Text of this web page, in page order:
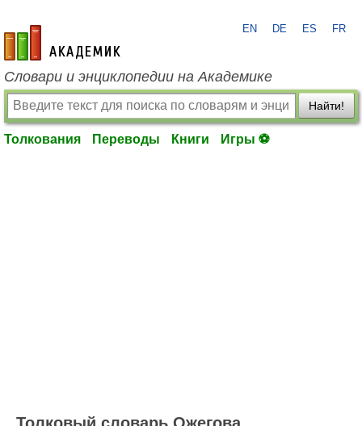
academic.ru
EN DE ES FR
Словари и энциклопедии на Академике
Найти!
Толкования Переводы Книги Игры ⚽